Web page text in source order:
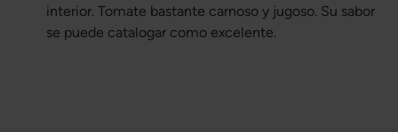
interior. Tomate bastante carnoso y jugoso. Su sabor
se puede catalogar como excelente.